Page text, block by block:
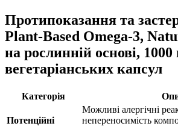
Протипоказання та
Plant-Based Omega-3,
на рослинній основі, 1000
вегетаріанських капсул
Категорія
Потенційні
Можливі алергічні
непереносимість